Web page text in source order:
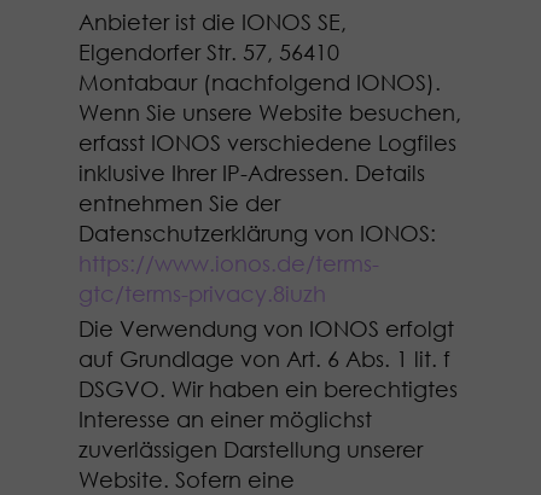
Anbieter ist die IONOS SE,
Elgendorfer Str. 57, 56410
Montabaur (nachfolgend IONOS).
Wenn Sie unsere Website besuchen,
erfasst IONOS verschiedene Logfiles
inklusive Ihrer IP-Adressen. Details
entnehmen Sie der
Datenschutzerklärung von IONOS:
https://www.ionos.de/terms-
gtc/terms-privacy.8iuzh
Die Verwendung von IONOS erfolgt
auf Grundlage von Art. 6 Abs. 1 lit. f
DSGVO. Wir haben ein berechtigtes
Interesse an einer möglichst
zuverlässigen Darstellung unserer
Website. Sofern eine